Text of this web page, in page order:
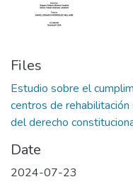
Files
Estudio sobre el
centros de
del derecho
Date
2024-07-23